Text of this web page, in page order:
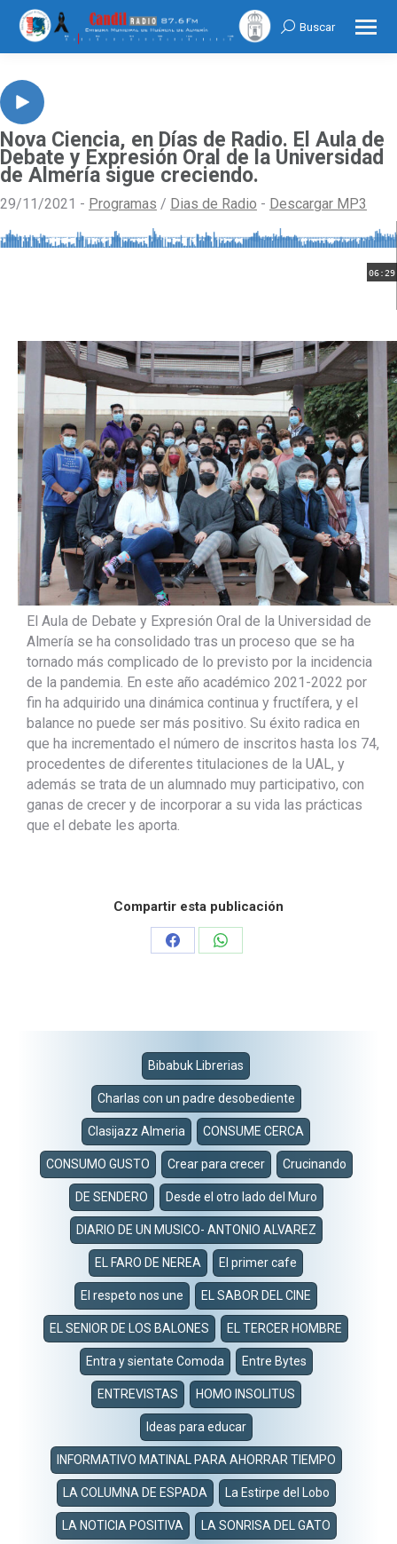
Search:
Buscar
Nova Ciencia, en Días de Radio. El Aula de
Debate y Expresión Oral de la Universidad
de Almería sigue creciendo.
29/11/2021 - Programas / Dias de Radio - Descargar MP3
06:29
El Aula de Debate y Expresión Oral de la Universidad de
Almería se ha consolidado tras un proceso que se ha
tornado más complicado de lo previsto por la incidencia
de la pandemia. En este año académico 2021-2022 por
fin ha adquirido una dinámica continua y fructífera, y el
balance no puede ser más positivo. Su éxito radica en
que ha incrementado el número de inscritos hasta los 74,
procedentes de diferentes titulaciones de la UAL, y
además se trata de un alumnado muy participativo, con
ganas de crecer y de incorporar a su vida las prácticas
que el debate les aporta.
Compartir esta publicación
Share
Share
Bibabuk Librerias
Charlas con un padre desobediente
Clasijazz Almeria CONSUME CERCA
CONSUMO GUSTO Crear para crecer Crucinando
DE SENDERO Desde el otro lado del Muro
DIARIO DE UN MUSICO- ANTONIO ALVAREZ
EL FARO DE NEREA El primer cafe
El respeto nos une EL SABOR DEL CINE
EL SENIOR DE LOS BALONES EL TERCER HOMBRE
Entra y sientate Comoda Entre Bytes
ENTREVISTAS HOMO INSOLITUS
Ideas para educar
INFORMATIVO MATINAL PARA AHORRAR TIEMPO
LA COLUMNA DE ESPADA La Estirpe del Lobo
LA NOTICIA POSITIVA LA SONRISA DEL GATO